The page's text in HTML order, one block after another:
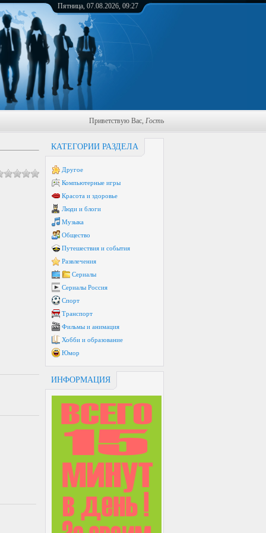
Пятница, 07.08.2026, 09:27
Приветствую Вас, Гость
КАТЕГОРИИ РАЗДЕЛА
Другое
Компьютерные игры
Красота и здоровье
Люди и блоги
Музыка
Общество
Путешествия и события
Развлечения
Сериалы
Сериалы Россия
Спорт
Транспорт
Фильмы и анимация
Хобби и образование
Юмор
ИНФОРМАЦИЯ